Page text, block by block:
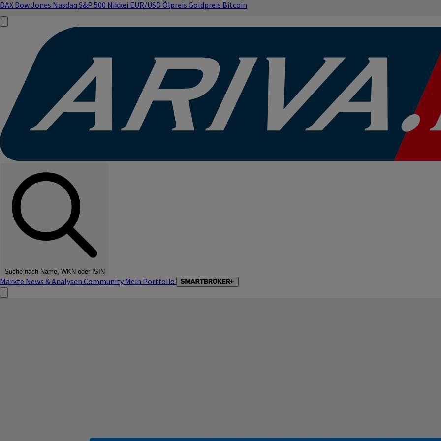
DAX Dow Jones Nasdaq S&P 500 Nikkei EUR/USD Ölpreis Goldpreis Bitcoin
Suche nach Name, WKN oder ISIN
Märkte News & Analysen Community Mein Portfolio